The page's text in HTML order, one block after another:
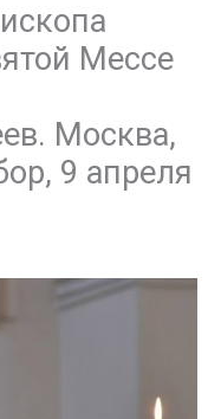
Мессе
Москва,
9 апреля